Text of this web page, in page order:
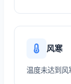
风寒
温度未达到风